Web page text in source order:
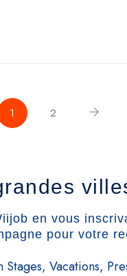
1 2
en vous
pour votre
Vacations,